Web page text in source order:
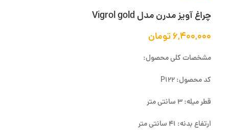
چراغ آویز مدرن مدل Vigrol gold
۶,۴۰۰,۰۰۰تومان
مشخصات کلی محصول:
کد محصول: P122
قطر میله: 3 سانتی متر
ارتفاع بدنه: 41 سانتی متر